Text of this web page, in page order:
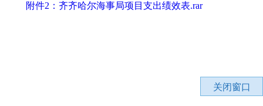
附件2：齐齐哈尔海事局项目支出绩效表.rar
关闭窗口